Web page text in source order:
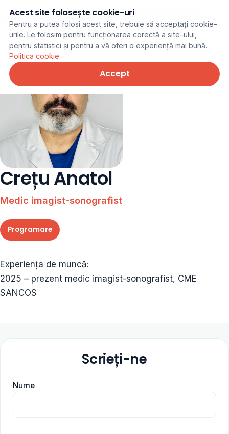
Programare online
Crețu Anatol
Medic imagist-sonografist
Programare
Experiența de muncă:
2025 – prezent medic imagist-sonografist, CME
SANCOS
Scrieți-ne
Nume
Acest site folosește cookie-uri
Pentru a putea folosi acest site, trebuie să acceptați cookie-
urile. Le folosim pentru funcționarea corectă a site-ului,
pentru statistici și pentru a vă oferi o experiență mai bună.
Politica cookie
Accept